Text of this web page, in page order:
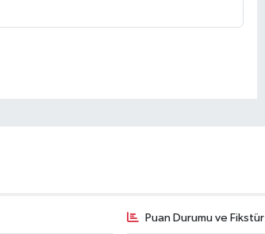
Puan Durumu ve Fikstür